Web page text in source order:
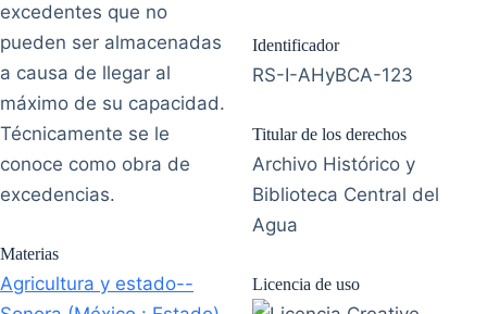
excedentes que no
pueden ser almacenadas
a causa de llegar al
máximo de su capacidad.
Técnicamente se le
conoce como obra de
excedencias.
Materias
Agricultura y estado--
Identificador
RS-I-AHyBCA-123
Titular de los derechos
Archivo Histórico y
Biblioteca Central del
Agua
Licencia de uso